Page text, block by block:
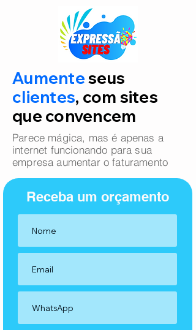
Aumenteseus
clientes, com sites
que convencem
Parece mágica, mas é apenas a
internet funcionando para sua
empresa aumentar o faturamento
Receba um orçamento